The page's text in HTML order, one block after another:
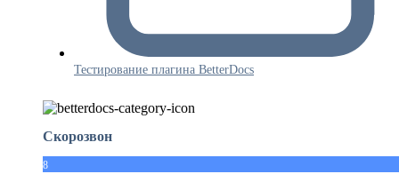
Тестирование плагина BetterDocs
Скорозвон
8